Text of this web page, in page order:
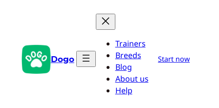
Dogo
Trainers
Breeds
Blog
About us
Help
Start now